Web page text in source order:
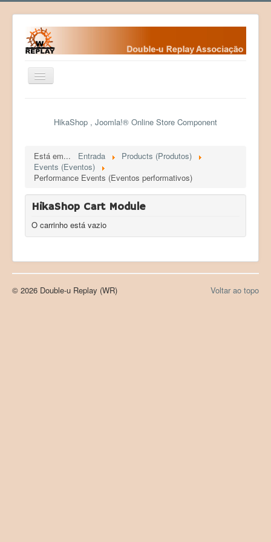
Ativar/Desativar
navegação
Fundamentos
Contactos da WR
Desafios
Courses (Cursos)
Products (Produtos)
HikaShop , Joomla!® Online Store Component
Está em... Entrada
Products (Produtos)
Events (Eventos)
Performance Events (Eventos performativos)
HikaShop Cart Module
O carrinho está vazio
Voltar ao topo
© 2026 Double-u Replay (WR)